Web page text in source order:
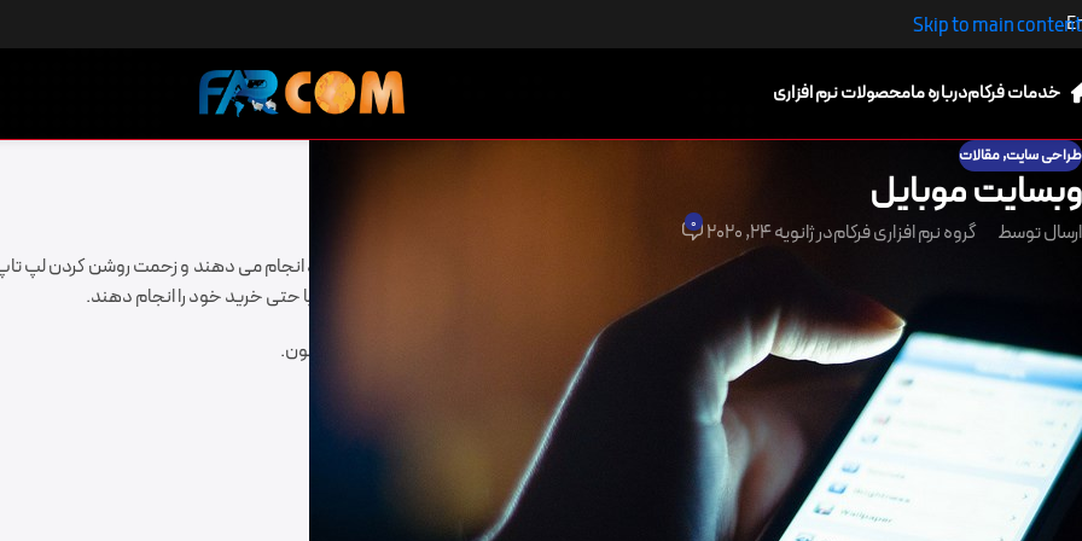
Skip to main content
خدمات فرکامدرباره مامحصولات نرم افزاری
طراحی سایت,مقالات
وبسايت موبايل
ارسال توسط گروه نرم افزاری فرکامدر ژانویه 24, 2020 0
وبسايت موبايل امروزه شاید به جرات بتوان گفت همه افراد روزنامه اکثر جستجوهای خود را از طریق موبایل خود انجام می دهند و زحمت روشن کردن لپ تاپ
یک سرچ ساده به خود نمی دهند ، چراکه با موبایل خود به راحتی می توانند در هر لحظه و هر حالتی جستجوی یا حتی خرید خود را انجام دهند.
یه گزارش جدید نشان میدهد برای اولین بار مردم زمان بیشتری را با
اپلیکیشنهای موبایل میگذرانند تا دیدن تلویزیون.